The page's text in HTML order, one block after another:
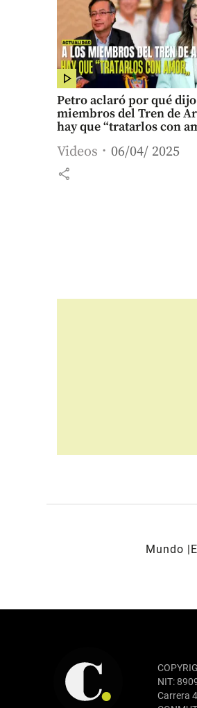
Petro aclaró por qué
miembros del Tren de
hay que “tratarlos con
Videos 06/04/ 2025
share
Mundo
NIT:
Carrera